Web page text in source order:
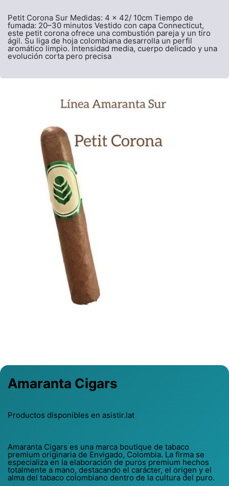
Petit Corona Sur Medidas: 4 x 42/ 10cm Tiempo de
fumada: 20–30 minutos Vestido con capa Connecticut,
este petit corona ofrece una combustión pareja y un tiro
ágil. Su liga de hoja colombiana desarrolla un perfil
aromático limpio. Intensidad media, cuerpo delicado y una
evolución corta pero precisa
Amaranta Cigars
Productos disponibles en asistir.lat
Amaranta Cigars es una marca boutique de tabaco
premium originaria de Envigado, Colombia. La firma se
especializa en la elaboración de puros premium hechos
totalmente a mano, destacando el carácter, el origen y el
alma del tabaco colombiano dentro de la cultura del puro.